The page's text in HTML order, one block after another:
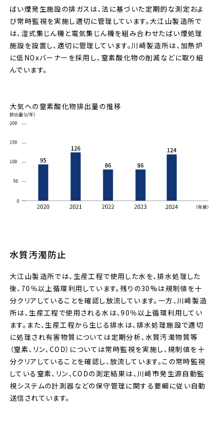
ばい煙発生施設の排ガスは、法に基づいた定期的な測定およ
び常時監視を実施し適切に管理しています。大江山製造所で
は、湿式集じん機と電気集じん機を組み合わせたばい煙処理
施設を設置し、適切に管理しています。川崎製造所は、加熱炉
に低NOxバーナーを採用し、窒素酸化物の削減などに取り組
んでいます。
大気への窒素酸化物排出量の推移
水質汚濁防止
大江山製造所では、生産工程で使用した水を、排水処理した
後、70％以上循環利用しています。残りの30%は規制値を十
分クリアしていることを確認し放流しています。一方、川崎製造
所は、生産工程で使用される水は、90％以上循環利用してい
ます。また、生産工程から生じる排水は、排水処理施設で適切
に処理され有害物質については定期分析、水質汚濁物質等
（窒素、リン、COD）については常時監視を実施し、規制値を十
分クリアしていることを確認し、放流しています。この常時監視
している窒素、リン、CODの測定結果は、川崎市発生源自動監
視システムの計測器などの保守管理に関する要綱に従い自動
送信されています。